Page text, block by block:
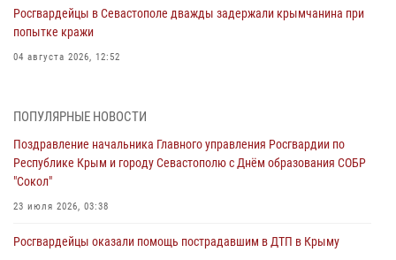
Росгвардейцы в Севастополе дважды задержали крымчанина при
попытке кражи
04 августа 2026, 12:52
мужчину
Росгвардия в Крыму и Севастополе задержала ряд
правонарушителей
03 августа 2026, 14:08
В Симферополе росгвардейцы задержали гражданина,
ПОПУЛЯРНЫЕ НОВОСТИ
Поздравление начальника Главного управления Росгвардии по
Республике Крым и городу Севастополю с Днём образования СОБР
"Сокол"
23 июля 2026, 03:38
Росгвардейцы оказали помощь пострадавшим в ДТП в Крыму